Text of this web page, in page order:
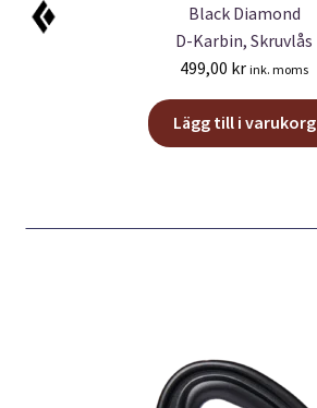
Black Diamond
D-Karbin, Skruvlås
499,00 kr ink. moms
Lägg till i varukorg